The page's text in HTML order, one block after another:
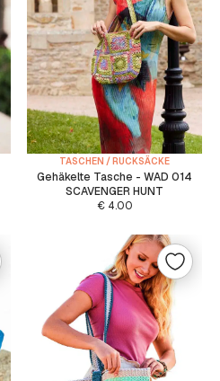
TASCHEN / RUCKSÄCKE
Gehäkelte Tasche - WAD 014
SCAVENGER HUNT
€4.00